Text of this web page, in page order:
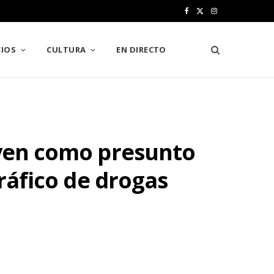
e w
I
s
t
CULTURA EN DIRECTO
como presunto
de drogas